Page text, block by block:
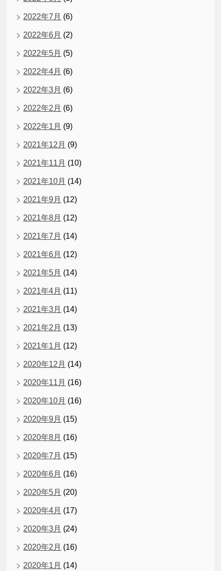
2022年7月 (6)
2022年6月 (2)
2022年5月 (5)
2022年4月 (6)
2022年3月 (6)
2022年2月 (6)
2022年1月 (9)
2021年12月 (9)
2021年11月 (10)
2021年10月 (14)
2021年9月 (12)
2021年8月 (12)
2021年7月 (14)
2021年6月 (12)
2021年5月 (14)
2021年4月 (11)
2021年3月 (14)
2021年2月 (13)
2021年1月 (12)
2020年12月 (14)
2020年11月 (16)
2020年10月 (16)
2020年9月 (15)
2020年8月 (16)
2020年7月 (15)
2020年6月 (16)
2020年5月 (20)
2020年4月 (17)
2020年3月 (24)
2020年2月 (16)
2020年1月 (14)